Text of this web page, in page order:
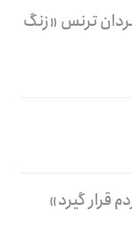
ترنس «زنگ
قرار گیرد»